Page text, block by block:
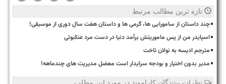
تازه ترین مطالب مرتبط
چند داستان از سامورایی ها، گرمی ها و داستان هفت سال دوری از موسیقی!
اسپایدر من از پس ماموریتش برآمد دنیا در دست مرد عنکبوتی
مترجم ادیسه به نولان تاخت
مدیر بدون اختیار و بودجه سرایدار است معضل مدیریت های چندماهه!